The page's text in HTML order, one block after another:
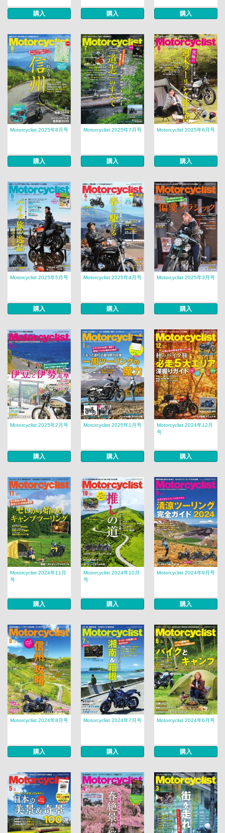
購入 購入 購入
Motorcyclist 2025年8月号
購入
Motorcyclist 2025年7月号
購入
Motorcyclist 2025年6月号
購入
Motorcyclist 2025年5月号
購入
Motorcyclist 2025年4月号
購入
Motorcyclist 2025年3月号
購入
Motorcyclist 2025年2月号
購入
Motorcyclist 2025年1月号
購入
Motorcyclist 2024年12月
号
購入
Motorcyclist 2024年11月
号
購入
Motorcyclist 2024年10月
号
購入
Motorcyclist 2024年9月号
購入
Motorcyclist 2024年8月号
購入
Motorcyclist 2024年7月号
購入
Motorcyclist 2024年6月号
購入